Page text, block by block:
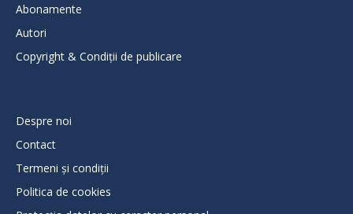
Abonamente
Autori
Copyright & Condiții de publicare
Despre noi
Contact
Termeni și condiții
Politica de cookies